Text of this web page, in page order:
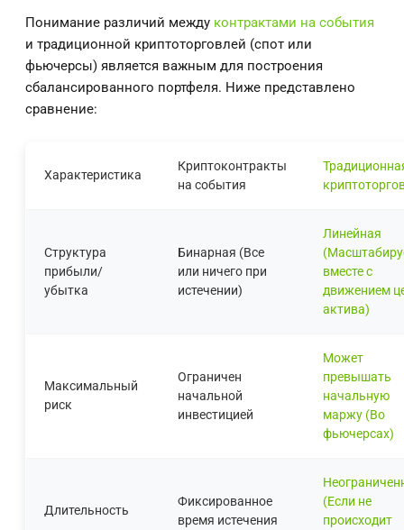
Понимание различий между контрактами на события
и традиционной криптоторговлей (спот или
фьючерсы) является важным для построения
сбалансированного портфеля. Ниже представлено
сравнение:
Характеристика
Криптоконтракты
на события
Структура
прибыли/
убытка
Бинарная (Все
или ничего при
истечении)
Линейная
вместе с
движением
актива)
Максимальный
риск
Ограничен
начальной
инвестицией
Может
превышать
начальную
маржу (Во
фьючерсах)
Длительность
Фиксированное
время истечения
(Если не
происходит